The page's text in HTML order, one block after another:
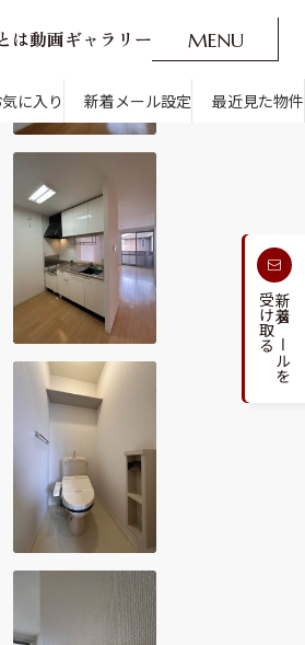
は動画ギャ ラ リ ー MENU
O
物件 CLOSE
から探す
から探す
新着メールを
受け取る
に入り 新着メール設定 最近見た物件